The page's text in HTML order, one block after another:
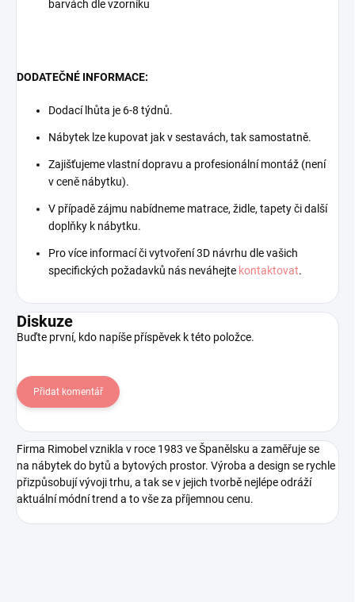
barvách dle vzorníku
DODATEČNÉ INFORMACE:
Dodací lhůta je 6-8 týdnů.
Nábytek lze kupovat jak v sestavách, tak samostatně.
Zajišťujeme vlastní dopravu a profesionální montáž (není
v ceně nábytku).
V případě zájmu nabídneme matrace, židle, tapety či další
doplňky k nábytku.
Pro více informací či vytvoření 3D návrhu dle vašich
specifických požadavků nás neváhejte kontaktovat.
Diskuze
Buďte první, kdo napíše příspěvek k této položce.
Přidat komentář
Firma Rimobel vznikla v roce 1983 ve Španělsku a zaměřuje se
na nábytek do bytů a bytových prostor. Výroba a design se rychle
přizpůsobují vývoji trhu, a tak se v jejich tvorbě nejlépe odráží
aktuální módní trend a to vše za příjemnou cenu.